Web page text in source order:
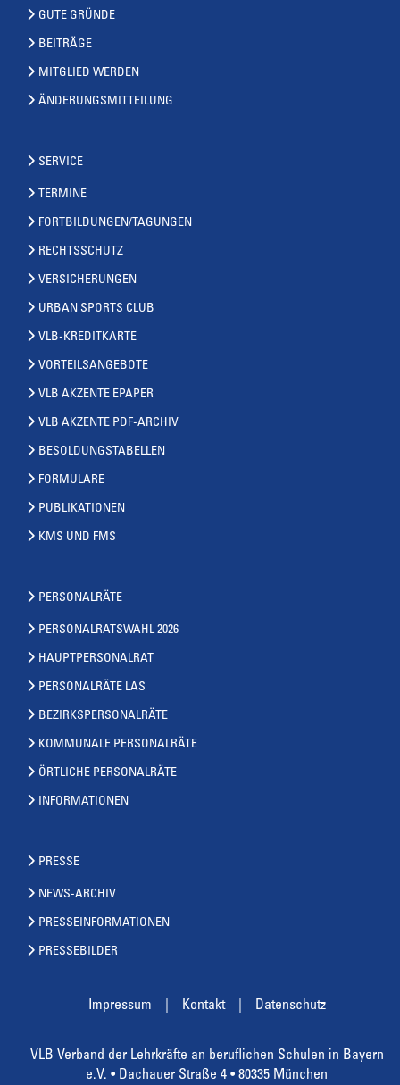
GUTE GRÜNDE
BEITRÄGE
MITGLIED WERDEN
ÄNDERUNGSMITTEILUNG
SERVICE
TERMINE
FORTBILDUNGEN/TAGUNGEN
RECHTSSCHUTZ
VERSICHERUNGEN
URBAN SPORTS CLUB
VLB-KREDITKARTE
VORTEILSANGEBOTE
VLB AKZENTE EPAPER
VLB AKZENTE PDF-ARCHIV
BESOLDUNGSTABELLEN
FORMULARE
PUBLIKATIONEN
KMS UND FMS
PERSONALRÄTE
PERSONALRATSWAHL 2026
HAUPTPERSONALRAT
PERSONALRÄTE LAS
BEZIRKSPERSONALRÄTE
KOMMUNALE PERSONALRÄTE
ÖRTLICHE PERSONALRÄTE
INFORMATIONEN
PRESSE
NEWS-ARCHIV
PRESSEINFORMATIONEN
PRESSEBILDER
Impressum Kontakt Datenschutz
VLB Verband der Lehrkräfte an beruflichen Schulen in Bayern
e.V. • Dachauer Straße 4 • 80335 München